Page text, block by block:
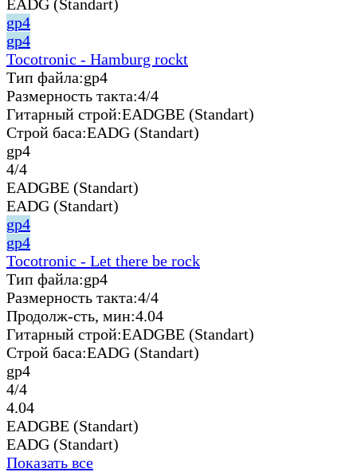
EADG (Standart)
gp4
gp4
Tocotronic - Hamburg rockt
Тип файла:gp4
Размерность такта:4/4
Гитарный строй:EADGBE (Standart)
Строй баса:EADG (Standart)
gp4
4/4
EADGBE (Standart)
EADG (Standart)
gp4
gp4
Tocotronic - Let there be rock
Тип файла:gp4
Размерность такта:4/4
Продолж-сть, мин:4.04
Гитарный строй:EADGBE (Standart)
Строй баса:EADG (Standart)
gp4
4/4
4.04
EADGBE (Standart)
EADG (Standart)
Показать все